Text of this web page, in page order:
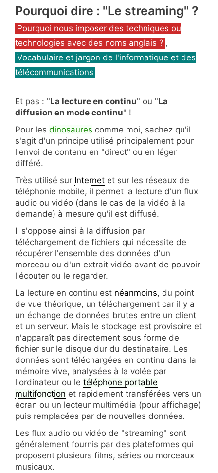
Pourquoi dire : "Le streaming" ?
Catégories
Pourquoi nous imposer des techniques ou
technologies avec des noms anglais ? ,
Vocabulaire et jargon de l'informatique et des
télécommunications
Et pas : "La lecture en continu" ou "La
diffusion en mode continu" !
Pour les dinosaures comme moi, sachez qu'il
s'agit d'un principe utilisé principalement pour
l'envoi de contenu en "direct" ou en léger
différé.
Très utilisé sur Internet et sur les réseaux de
téléphonie mobile, il permet la lecture d'un flux
audio ou vidéo (dans le cas de la vidéo à la
demande) à mesure qu'il est diffusé.
Il s'oppose ainsi à la diffusion par
téléchargement de fichiers qui nécessite de
récupérer l'ensemble des données d'un
morceau ou d'un extrait vidéo avant de pouvoir
l'écouter ou le regarder.
La lecture en continu est néanmoins, du point
de vue théorique, un téléchargement car il y a
un échange de données brutes entre un client
et un serveur. Mais le stockage est provisoire et
n'apparaît pas directement sous forme de
fichier sur le disque dur du destinataire. Les
données sont téléchargées en continu dans la
mémoire vive, analysées à la volée par
l'ordinateur ou le téléphone portable
multifonction et rapidement transférées vers un
écran ou un lecteur multimédia (pour affichage)
puis remplacées par de nouvelles données.
Les flux audio ou vidéo de "streaming" sont
généralement fournis par des plateformes qui
proposent plusieurs films, séries ou morceaux
musicaux.